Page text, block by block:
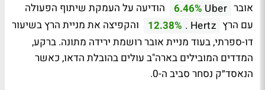
אובר Uber
6.46%
הודיעה על העמקת שיתוף הפעולה
עם הרץ Hertz .
12.38%
והקפיצה את מניית הרץ בשיעור
דו-ספרתי, בעוד מניית אובר רושמת ירידה מתונה. ברקע,
המדדים המובילים בארה"ב עולים בהובלת הדאו, כאשר
הנאסד״ק נסחר סביב ה-0.